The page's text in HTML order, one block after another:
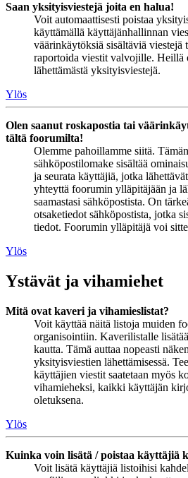
Saan yksityisviestejä joita en halua!
Voit automaattisesti poistaa
käyttämällä käyttäjänhallinnan
väärinkäytöksiä sisältäviä
raportoida viestit valvojille. Heillä
lähettämästä yksityisviestejä.
Ylös
Olen saanut roskapostia tai
tältä foorumilta!
Olemme pahoillamme siitä.
sähköpostilomake sisältää
ja seurata käyttäjiä, jotka
yhteyttä foorumin ylläpitäjään ja
saamastasi sähköpostista. On
otsaketiedot sähköpostista, jotka
tiedot. Foorumin ylläpitäjä voi
Ylös
Ystävät ja vihamiehet
Mitä ovat kaveri ja vihamieslistat?
Voit käyttää näitä listoja muiden
organisointiin. Kaverilistalle
kautta. Tämä auttaa nopeasti
yksityisviestien lähettämisessä.
käyttäjien viestit saatetaan myös
vihamieheksi, kaikki käyttäjän
oletuksena.
Ylös
Kuinka voin lisätä / poistaa käyttäjiä
Voit lisätä käyttäjiä listoihisi